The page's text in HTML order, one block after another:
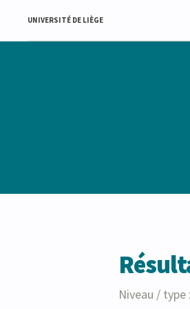
UNIVERSITÉ DE LIÈGE
Niveau / type